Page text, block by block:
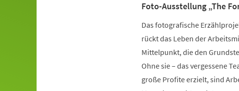
Foto-Ausstellung „The
Das fotografische
rückt das Leben der
Mittelpunkt, die den
Ohne sie – das vergessene
große Profite erzielt, sind